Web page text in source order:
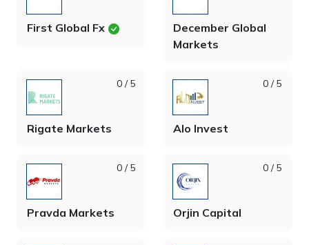
First Global Fx
December Global
Markets
0 / 5
Rigate Markets
0 / 5
Alo Invest
0 / 5
Pravda Markets
0 / 5
Orjin Capital